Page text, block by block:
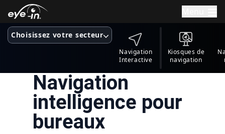
Choisissez votre secteur
Navigation
Interactive
Kiosques de
navigation
Navigation
intelligence pour
bureaux